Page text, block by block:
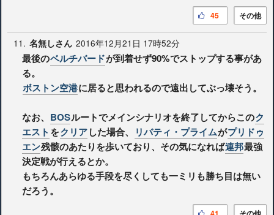
その他
45
11. 名無しさん 2016年12月21日 17時52分
最後のベルチバードが到着せず90%でストップする事があ
る。
ボストン空港に居ると思われるので遠出してぶっ壊そう。
なお、 BOSルートでメインシナリオを終了してからこのク
エスト をクリアした場合、 リバティ・プライムがプリドゥ
エン残骸のあたりを歩いており、その気になれば連邦最強
決定戦が行えるとか。
もちろんあらゆる手段を尽くしても一ミリも勝ち目は無い
だろう。